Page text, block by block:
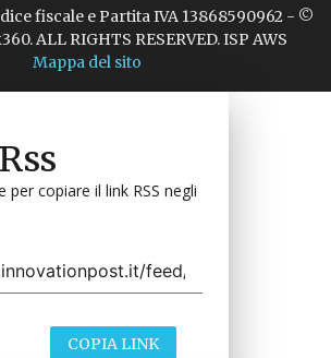
fiscale e Partita IVA 13868590962 - ©
ALL RIGHTS RESERVED. ISP AWS
Mappa del sito
per copiare il link RSS negli
COPIA LINK